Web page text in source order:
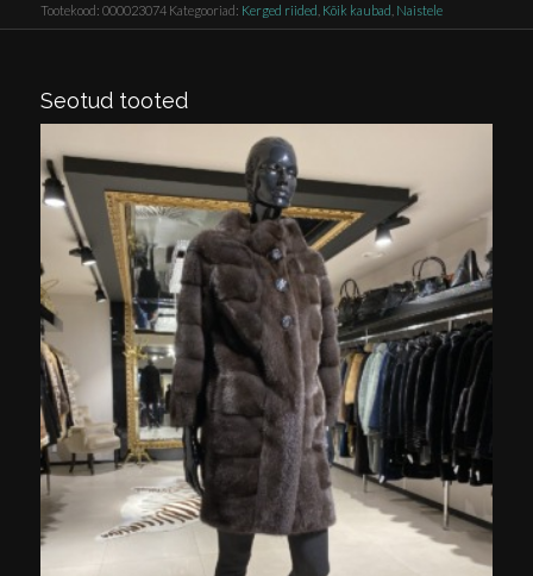
Tootekood: 000023074 Kategooriad: Kerged riided Kõik kaubad Naistele
Seotud tooted